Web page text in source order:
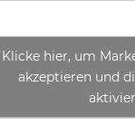
Klicke hier, um
akzeptieren und